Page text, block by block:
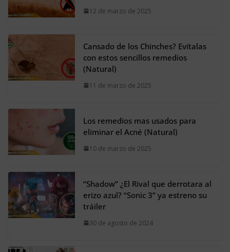
12 de marzo de 2025
Cansado de los Chinches? Evítalas
con estos sencillos remedios
(Natural)
11 de marzo de 2025
Los remedios mas usados para
eliminar el Acné (Natural)
10 de marzo de 2025
“Shadow” ¿El Rival que derrotara al
erizo azul? “Sonic 3” ya estreno su
tráiler
30 de agosto de 2024